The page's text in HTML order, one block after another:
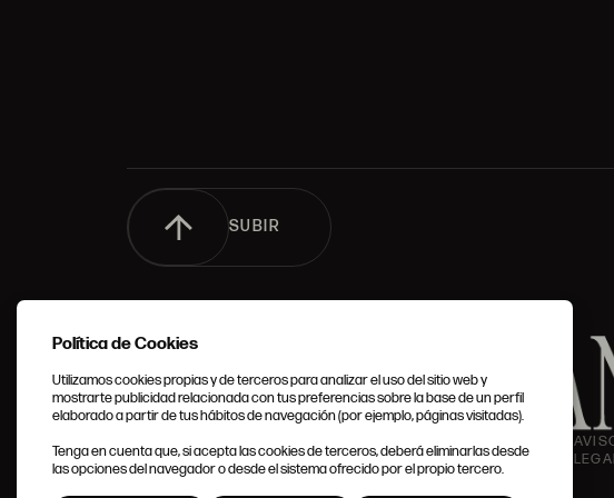
SUBIR
GENERALES
Política de Cookies
Utilizamos cookies propias y de terceros para analizar el uso del sitio web y
mostrarte publicidad relacionada con tus preferencias sobre la base de un perfil
elaborado a partir de tus hábitos de navegación (por ejemplo, páginas visitadas).
Tenga en cuenta que, si acepta las cookies de terceros, deberá eliminarlas desde
las opciones del navegador o desde el sistema ofrecido por el propio tercero.